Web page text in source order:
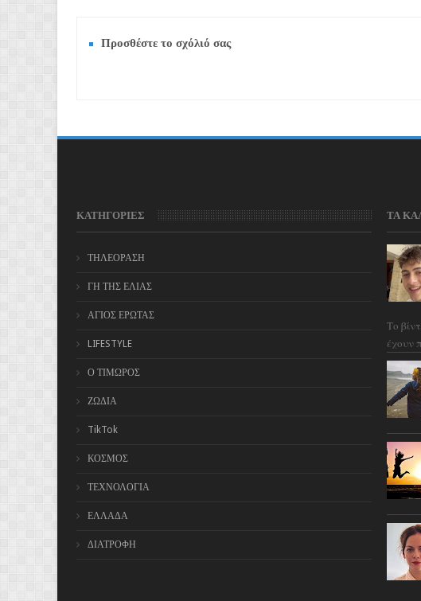
Προσθέστε το σχόλιό σας
ΚΑΤΗΓΟΡΙΕΣ
ΤΗΛΕΟΡΑΣΗ
ΓΗ ΤΗΣ ΕΛΙΑΣ
ΑΓΙΟΣ ΕΡΩΤΑΣ
LIFESTYLE
Ο ΤΙΜΩΡΟΣ
ΖΩΔΙΑ
TikTok
ΚΟΣΜΟΣ
ΤΕΧΝΟΛΟΓΙΑ
ΕΛΛΑΔΑ
ΔΙΑΤΡΟΦΗ
ΤΑ
Το
έχουν